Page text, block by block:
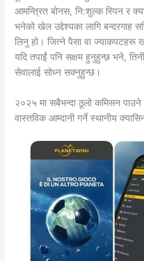
आमन्त्रित बोनस, नि:शुल्क स्पिन र
भनेको खेल उद्देश्यका लागि
लिनु हो। जित्ने पैसा वा ज्याकपटहरू
यदि तपाईं पनि सक्षम हुनुहुन्छ भने,
सेवालाई सोध्न सक्नुहुन्छ।
२०२५ मा सबैभन्दा ठूलो कमिसन
वास्तविक आम्दानी गर्ने स्थानीय